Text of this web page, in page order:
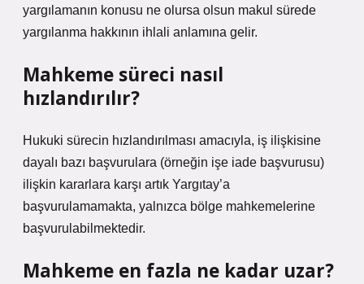
yargılamanın konusu ne olursa olsun makul sürede
yargılanma hakkının ihlali anlamına gelir.
Mahkeme süreci nasıl
hızlandırılır?
Hukuki sürecin hızlandırılması amacıyla, iş ilişkisine
dayalı bazı başvurulara (örneğin işe iade başvurusu)
ilişkin kararlara karşı artık Yargıtay’a
başvurulamamakta, yalnızca bölge mahkemelerine
başvurulabilmektedir.
Mahkeme en fazla ne kadar uzar?